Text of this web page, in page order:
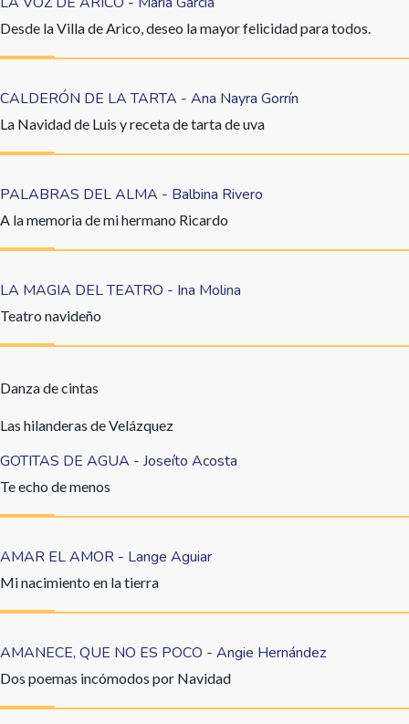
Desde la Villa de Arico, deseo la mayor felicidad para todos.
CALDERÓN DE LA TARTA - Ana Nayra Gorrín
La Navidad de Luis y receta de tarta de uva
PALABRAS DEL ALMA - Balbina Rivero
A la memoria de mi hermano Ricardo
LA MAGIA DEL TEATRO - Ina Molina
Teatro navideño
Danza de cintas
Las hilanderas de Velázquez
GOTITAS DE AGUA - Joseíto Acosta
Te echo de menos
AMAR EL AMOR - Lange Aguiar
Mi nacimiento en la tierra
AMANECE, QUE NO ES POCO - Angie Hernández
Dos poemas incómodos por Navidad